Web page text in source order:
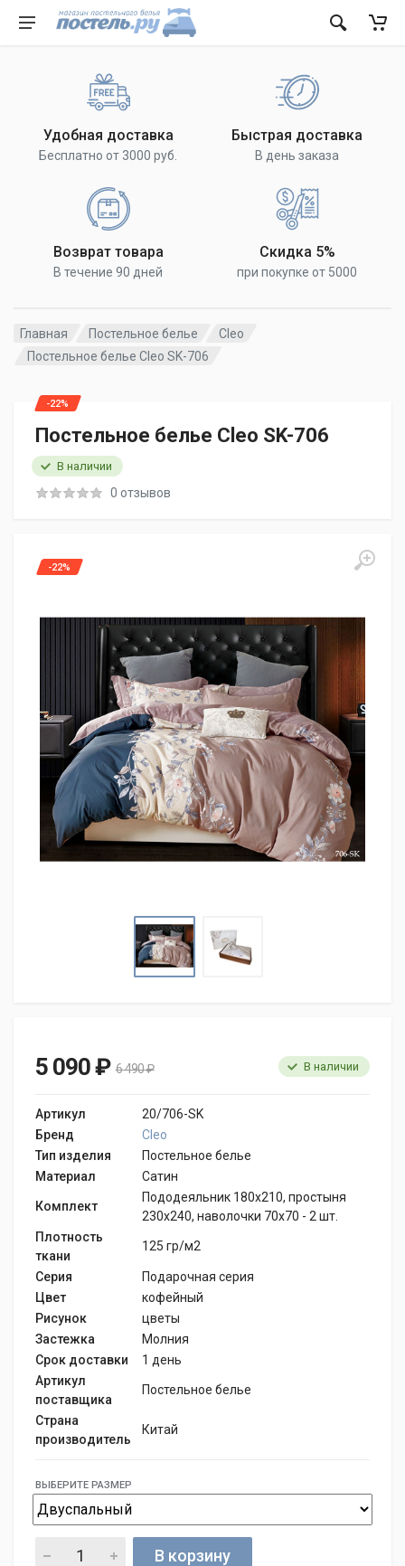
Удобная доставка
Бесплатно от 3000 руб.
Быстрая доставка
В день заказа
Возврат товара
В течение 90 дней
Скидка 5%
при покупке от 5000
Главная Постельное белье
Cleo
Постельное белье Cleo SK-706
-22%
Постельное белье Cleo SK-706
0 отзывов
В наличии
-22%
5 090 ₽ 6 490 ₽ В наличии
Артикул
20/706-SK
Бренд
Cleo
Тип изделия
Постельное белье
Материал
Сатин
Комплект
Пододеяльник 180х210, простыня
230х240, наволочки 70х70 - 2 шт.
Плотность
ткани
125 гр/м2
Серия
Подарочная серия
Цвет
кофейный
Рисунок
цветы
Застежка
Молния
Срок доставки
1 день
Артикул
поставщика
Постельное белье
Страна
производитель
Китай
ВЫБЕРИТЕ РАЗМЕР
В корзину